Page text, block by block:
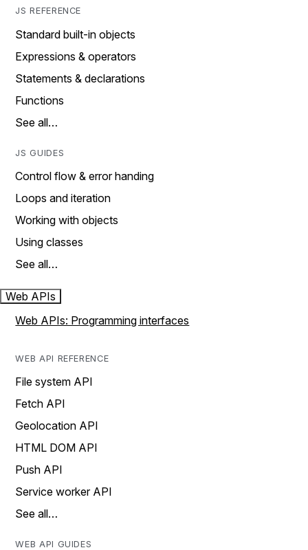
JS REFERENCE
Standard built-in objects
Expressions & operators
Statements & declarations
Functions
See all…
JS GUIDES
Control flow & error handing
Loops and iteration
Working with objects
Using classes
See all…
Web APIs
Web APIs: Programming interfaces
WEB API REFERENCE
File system API
Fetch API
Geolocation API
HTML DOM API
Push API
Service worker API
See all…
WEB API GUIDES